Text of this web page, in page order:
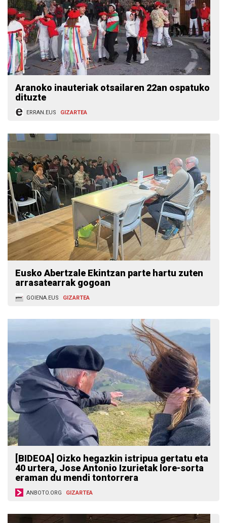
Aranoko inauteriak otsailaren 22an ospatuko
dituzte
ERRAN.EUS GIZARTEA
Eusko Abertzale Ekintzan parte hartu zuten
arrasatearrak gogoan
GOIENA.EUS GIZARTEA
[BIDEOA] Oizko hegazkin istripua gertatu eta
40 urtera, Jose Antonio Izurietak lore-sorta
eraman du mendi tontorrera
ANBOTO.ORG GIZARTEA